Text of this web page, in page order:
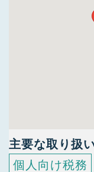
主要な取り扱
個人向け税務